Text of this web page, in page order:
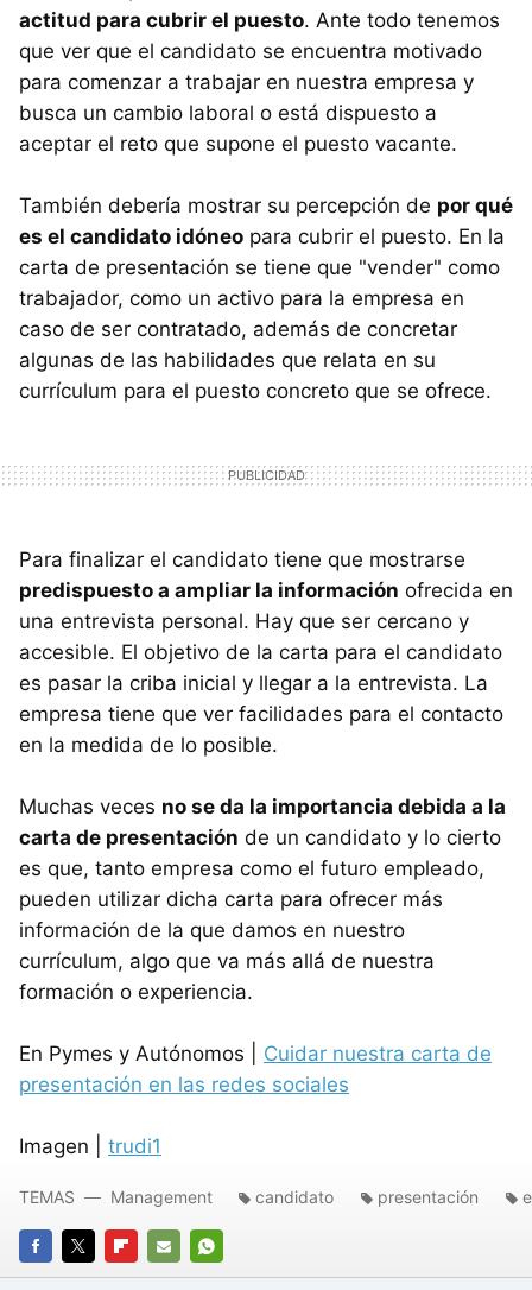
actitud para cubrir el puesto. Ante todo tenemos
que ver que el candidato se encuentra motivado
para comenzar a trabajar en nuestra empresa y
busca un cambio laboral o está dispuesto a
aceptar el reto que supone el puesto vacante.
También debería mostrar su percepción de por qué
es el candidato idóneo para cubrir el puesto. En la
carta de presentación se tiene que "vender" como
trabajador, como un activo para la empresa en
caso de ser contratado, además de concretar
algunas de las habilidades que relata en su
currículum para el puesto concreto que se ofrece.
Para finalizar el candidato tiene que mostrarse
predispuesto a ampliar la información ofrecida en
una entrevista personal. Hay que ser cercano y
accesible. El objetivo de la carta para el candidato
es pasar la criba inicial y llegar a la entrevista. La
empresa tiene que ver facilidades para el contacto
en la medida de lo posible.
Muchas veces no se da la importancia debida a la
carta de presentación de un candidato y lo cierto
es que, tanto empresa como el futuro empleado,
pueden utilizar dicha carta para ofrecer más
información de la que damos en nuestro
currículum, algo que va más allá de nuestra
formación o experiencia.
En Pymes y Autónomos | Cuidar nuestra carta de
presentación en las redes sociales
Imagen | trudi1
FACEBOOK
TWITTERFLIPBOARD
E-
WHATSAPP
TEMAS Management candidato presentación